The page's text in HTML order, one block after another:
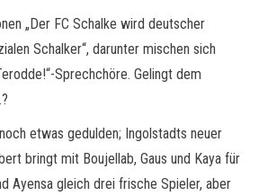
„Der FC Schalke wird deutscher
Schalker“, darunter mischen sich
Sprechchöre. Gelingt dem
etwas gedulden; Ingolstadts neuer
bringt mit Boujellab, Gaus und Kaya für
Ayensa gleich drei frische Spieler, aber